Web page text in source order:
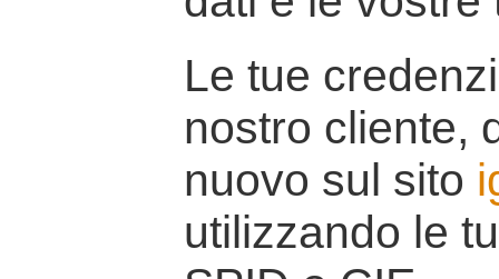
Le tue
nostro cliente,
nuovo sul sito
utilizzando le